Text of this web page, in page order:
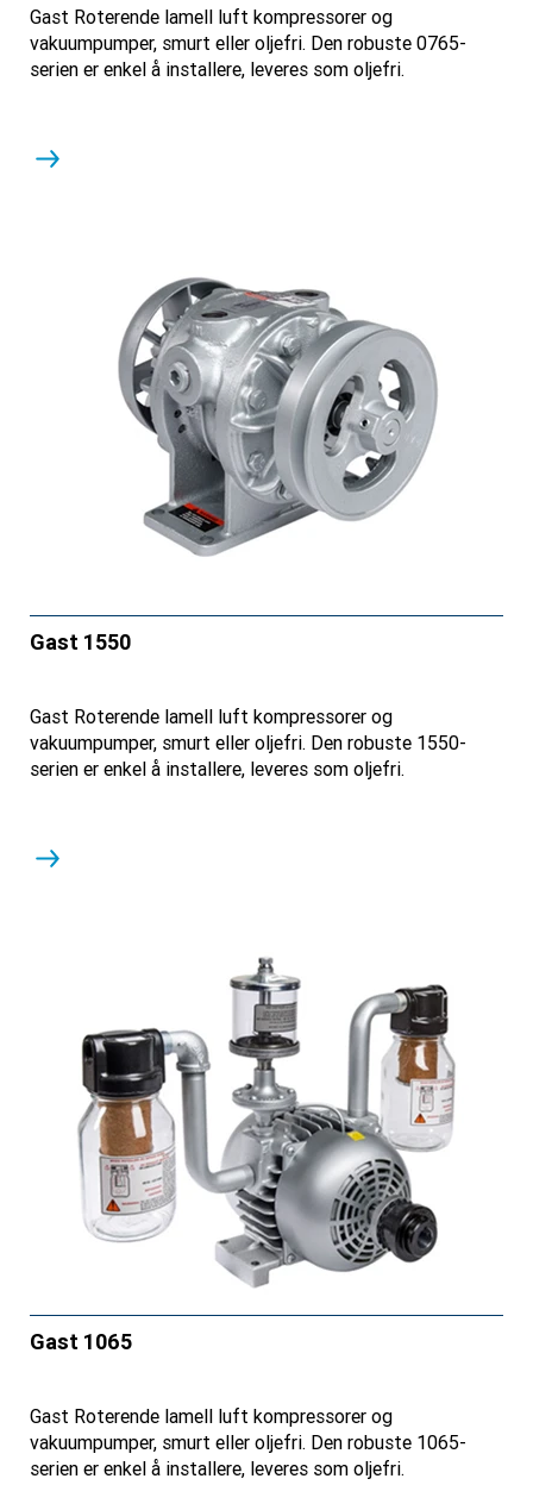
Gast Roterende lamell luft kompressorer og
vakuumpumper, smurt eller oljefri. Den robuste 0765-
serien er enkel å installere, leveres som oljefri.
Gast 1550
Gast Roterende lamell luft kompressorer og
vakuumpumper, smurt eller oljefri. Den robuste 1550-
serien er enkel å installere, leveres som oljefri.
Gast 1065
Gast Roterende lamell luft kompressorer og
vakuumpumper, smurt eller oljefri. Den robuste 1065-
serien er enkel å installere, leveres som oljefri.